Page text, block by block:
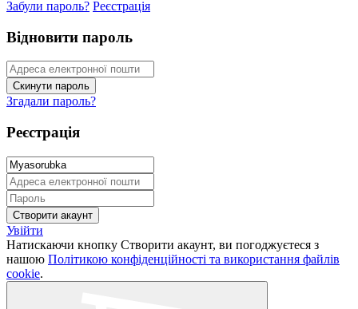
Забули пароль? Реєстрація
Відновити пароль
Згадали пароль?
Реєстрація
Увійти
Натискаючи кнопку Створити акаунт, ви погоджуєтеся з
нашою Політикою конфіденційності та використання файлів
cookie.